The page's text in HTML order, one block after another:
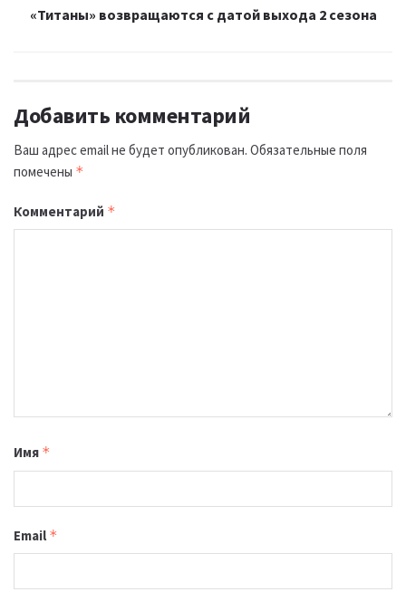
«Титаны» возвращаются с датой выхода 2 сезона
Добавить комментарий
Ваш адрес email не будет опубликован. Обязательные поля
помечены *
Комментарий *
Имя *
Email *